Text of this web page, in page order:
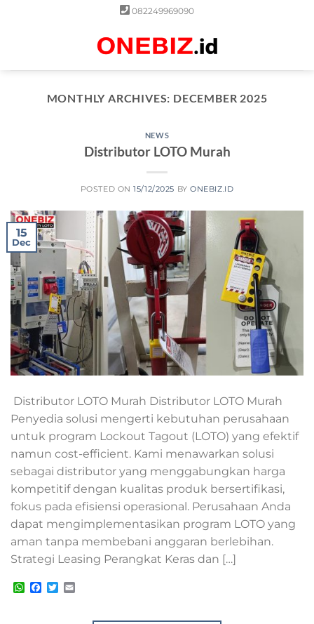
082249969090
MONTHLY ARCHIVES: DECEMBER 2025
NEWS
Distributor LOTO Murah
POSTED ON15/12/2025 BYONEBIZ.ID
15
Dec
Distributor LOTO Murah Distributor LOTO Murah
Penyedia solusi mengerti kebutuhan perusahaan
untuk program Lockout Tagout (LOTO) yang efektif
namun cost-efficient. Kami menawarkan solusi
sebagai distributor yang menggabungkan harga
kompetitif dengan kualitas produk bersertifikasi,
fokus pada efisiensi operasional. Perusahaan Anda
dapat mengimplementasikan program LOTO yang
aman tanpa membebani anggaran berlebihan.
Strategi Leasing Perangkat Keras dan […]
WhatsApp
Facebook
Twitter